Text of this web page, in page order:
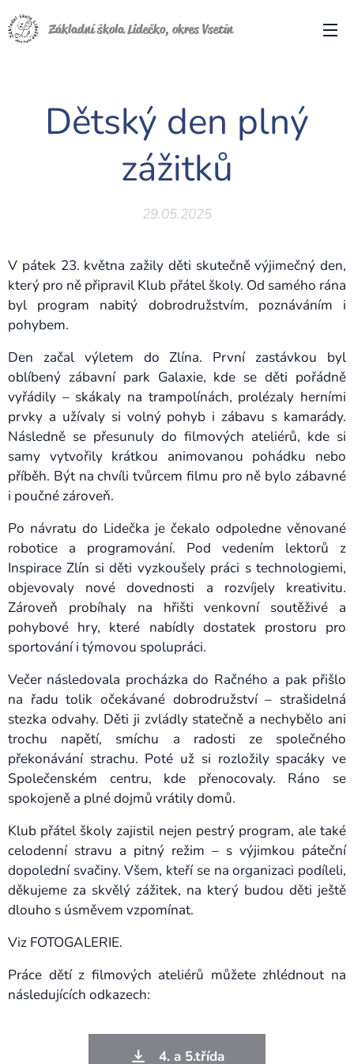
Základní škola Lidečko, okres Vsetín
Dětský den plný
zážitků
29.05.2025
V pátek 23. května zažily děti skutečně výjimečný den,
který pro ně připravil Klub přátel školy. Od samého rána
byl program nabitý dobrodružstvím, poznáváním i
pohybem.
Den začal výletem do Zlína. První zastávkou byl
oblíbený zábavní park Galaxie, kde se děti pořádně
vyřádily – skákaly na trampolínách, prolézaly herními
prvky a užívaly si volný pohyb i zábavu s kamarády.
Následně se přesunuly do filmových ateliérů, kde si
samy vytvořily krátkou animovanou pohádku nebo
příběh. Být na chvíli tvůrcem filmu pro ně bylo zábavné
i poučné zároveň.
Po návratu do Lidečka je čekalo odpoledne věnované
robotice a programování. Pod vedením lektorů z
Inspirace Zlín si děti vyzkoušely práci s technologiemi,
objevovaly nové dovednosti a rozvíjely kreativitu.
Zároveň probíhaly na hřišti venkovní soutěživé a
pohybové hry, které nabídly dostatek prostoru pro
sportování i týmovou spolupráci.
Večer následovala procházka do Račného a pak přišlo
na řadu tolik očekávané dobrodružství – strašidelná
stezka odvahy. Děti ji zvládly statečně a nechybělo ani
trochu napětí, smíchu a radosti ze společného
překonávání strachu. Poté už si rozložily spacáky ve
Společenském centru, kde přenocovaly. Ráno se
spokojeně a plné dojmů vrátily domů.
Klub přátel školy zajistil nejen pestrý program, ale také
celodenní stravu a pitný režim – s výjimkou páteční
dopolední svačiny. Všem, kteří se na organizaci podíleli,
děkujeme za skvělý zážitek, na který budou děti ještě
dlouho s úsměvem vzpomínat.
Viz FOTOGALERIE.
Práce dětí z filmových ateliérů můžete zhlédnout na
následujících odkazech:
4. a 5.třída